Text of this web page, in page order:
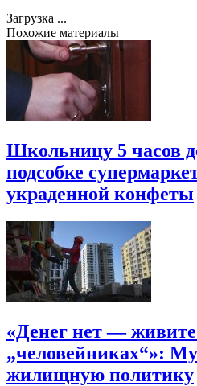
Загрузка ...
Похожие материалы
Школьницу 5 часов
подсобке
украденной конфеты
«Денег нет —
„человейниках“»:
жилищную политику